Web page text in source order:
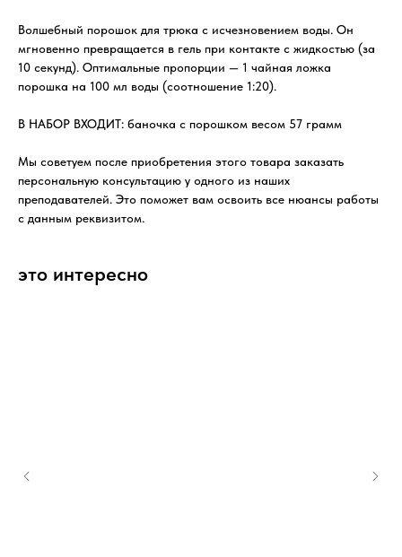
Волшебный порошок для трюка с исчезновением воды. Он
мгновенно превращается в гель при контакте с жидкостью (за
10 секунд). Оптимальные пропорции — 1 чайная ложка
порошка на 100 мл воды (соотношение 1:20).
В НАБОР ВХОДИТ: баночка с порошком весом 57 грамм
Мы советуем после приобретения этого товара заказать
персональную консультацию у одного из наших
преподавателей. Это поможет вам освоить все нюансы работы
с данным реквизитом.
это интересно